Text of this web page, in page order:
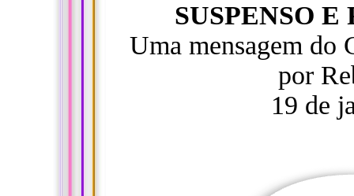
SUSPENSO
Uma mensagem do
por
19 de